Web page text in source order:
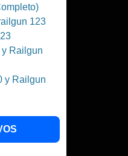
123
Railgun
y Railgun